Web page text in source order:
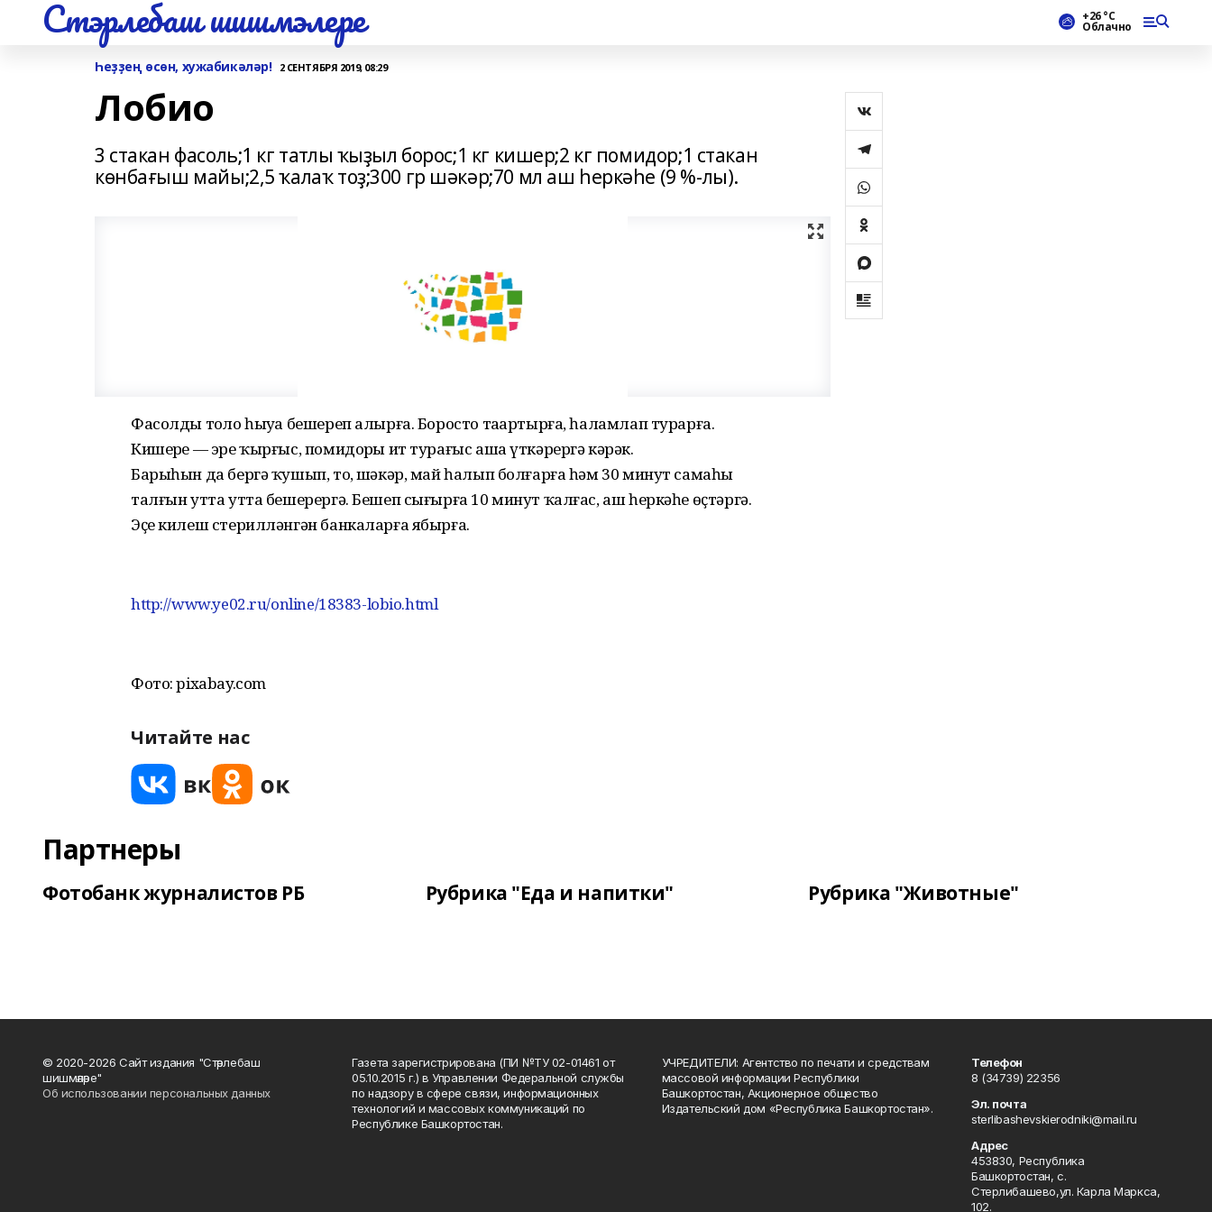
Стэрлебаш шишмэлере +26 °С
Облачно
Һеҙҙең өсөн, хужабикәләр! 2 СЕНТЯБРЯ 2019, 08:29
Лобио
3 стакан фасоль;1 кг татлы ҡыҙыл борос;1 кг кишер;2 кг помидор;1 стакан
көнбағыш майы;2,5 ҡалаҡ тоҙ;300 гр шәкәр;70 мл аш һеркәһе (9 %-лы).
Фасолды тоҙло һыуҙа бешереп алырға. Боросто таҙартырға, һаламлап турарға.
Кишерҙе — эре ҡырғыс, помидорҙы ит турағыс аша үткәрергә кәрәк.
Барыһын да бергә ҡушып, тоҙ, шәкәр, май һалып болғарға һәм 30 минут самаһы
талғын утта утта бешерергә. Бешеп сығырға 10 минут ҡалғас, аш һеркәһе өҫтәргә.
Эҫе килеш стерилләнгән банкаларға ябырға.
http://www.ye02.ru/online/18383-lobio.html
Фото: pixabay.com
Читайте нас
Партнеры
Фотобанк журналистов РБ Рубрика "Еда и напитки" Рубрика "Животные"
© 2020-2026 Сайт издания "Стәрлебаш
шишмәләре"
Об использовании персональных данных
Газета зарегистрирована (ПИ №ТУ 02-01461 от
05.10.2015 г.) в Управлении Федеральной службы
по надзору в сфере связи, информационных
технологий и массовых коммуникаций по
Республике Башкортостан.
УЧРЕДИТЕЛИ: Агентство по печати и средствам
массовой информации Республики
Башкортостан, Акционерное общество
Издательский дом «Республика Башкортостан».
Телефон
8 (34739) 22356
Эл. почта
sterlibashevskierodniki@mail.ru
Адрес
453830, Республика
Башкортостан, c.
Стерлибашево,ул. Карла Маркса,
102.